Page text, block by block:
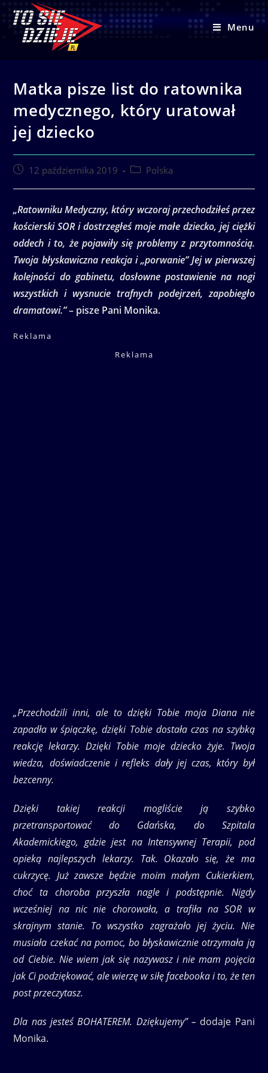
content
Menu
Matka pisze list do ratownika
medycznego, który uratował
jej dziecko
Post12 października 2019
PostPolska
„Ratowniku Medyczny, który wczoraj przechodziłeś przez
kościerski SOR i dostrzegłeś moje małe dziecko, jej ciężki
oddech i to, że pojawiły się problemy z przytomnością.
Twoja błyskawiczna reakcja i „porwanie” Jej w pierwszej
kolejności do gabinetu, dosłowne postawienie na nogi
wszystkich i wysnucie trafnych podejrzeń, zapobiegło
dramatowi.”– pisze Pani Monika.
Reklama
Reklama
„Przechodzili inni, ale to dzięki Tobie moja Diana nie
zapadła w śpiączkę, dzięki Tobie dostała czas na szybką
reakcję lekarzy. Dzięki Tobie moje dziecko żyje. Twoja
wiedza, doświadczenie i refleks dały jej czas, który był
bezcenny.
Dzięki takiej reakcji mogliście ją szybko
przetransportować do Gdańska, do Szpitala
Akademickiego, gdzie jest na Intensywnej Terapii, pod
opieką najlepszych lekarzy. Tak. Okazało się, że ma
cukrzycę. Już zawsze będzie moim małym Cukierkiem,
choć ta choroba przyszła nagle i podstępnie. Nigdy
wcześniej na nic nie chorowała, a trafiła na SOR w
skrajnym stanie. To wszystko zagrażało jej życiu. Nie
musiała czekać na pomoc, bo błyskawicznie otrzymała ją
od Ciebie. Nie wiem jak się nazywasz i nie mam pojęcia
jak Ci podziękować, ale wierzę w siłę facebooka i to, że ten
post przeczytasz.
Dla nas jesteś BOHATEREM. Dziękujemy” – dodaje Pani
Monika.